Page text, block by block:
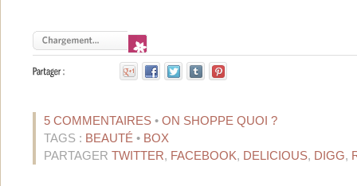
5 COMMENTAIRES • ON SHOPPE QUOI ?
TAGS : BEAUTÉ • BOX
PARTAGER TWITTER, FACEBOOK, DELICIOUS, DIGG,